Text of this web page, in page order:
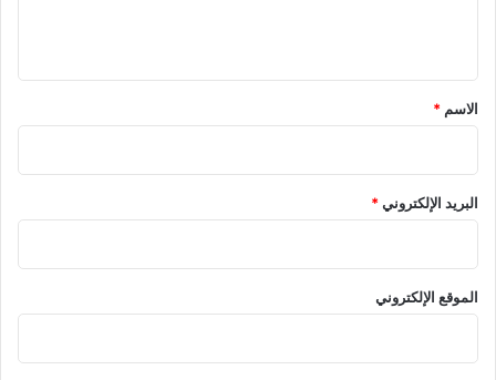
*
الاسم *
البريد الإلكتروني*
الموقع الإلكتروني